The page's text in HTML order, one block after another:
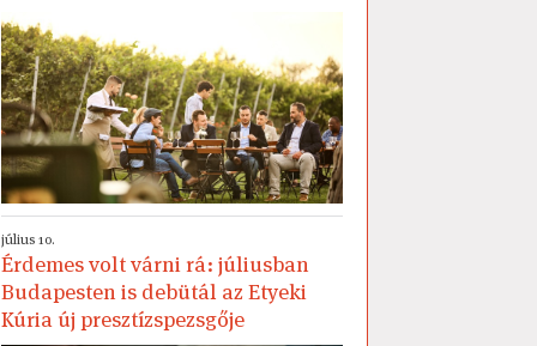
július 10.
Érdemes volt várni rá: júliusban
Budapesten is debütál az Etyeki
Kúria új presztízspezsgője